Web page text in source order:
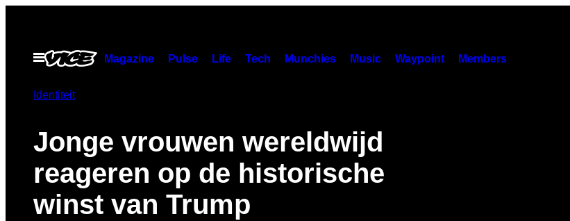
Open
menu
Magazine Pulse Life Tech Munchies Music Waypoint Members
Identiteit
Jonge vrouwen wereldwijd
reageren op de historische
winst van Trump